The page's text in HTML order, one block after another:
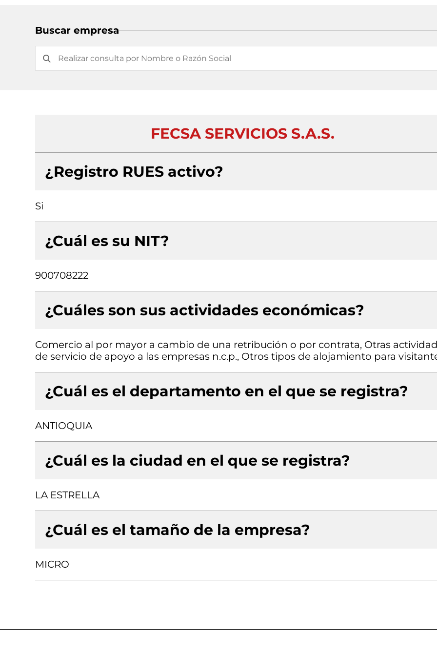
Buscar empresa
FECSA SERVICIOS S.A.S.
¿Registro RUES activo?
Si
¿Cuál es su NIT?
900708222
¿Cuáles son sus actividades económicas?
Comercio al por mayor a cambio de una retribución o por contrata, Otras
de servicio de apoyo a las empresas n.c.p., Otros tipos de alojamiento para
¿Cuál es el departamento en el que se registra?
ANTIOQUIA
¿Cuál es la ciudad en el que se registra?
LA ESTRELLA
¿Cuál es el tamaño de la empresa?
MICRO